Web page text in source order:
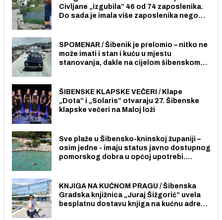
Civljane „izgubila” 46 od 74 zaposlenika.
Do sada je imala više zaposlenika nego
SPOMENAR / Šibenik je prelomio – nitko ne
može imati i stan i kuću u mjestu
stanovanja, dakle na cijelom šibenskom
ŠIBENSKE KLAPSKE VEČERI / Klape
„Dota” i „Solaris” otvaraju 27. Šibenske
klapske večeri na Maloj loži
Sve plaže u Šibensko-kninskoj županiji –
osim jedne - imaju status javno dostupnog
pomorskog dobra u općoj upotrebi.
KNJIGA NA KUĆNOM PRAGU / Šibenska
Gradska knjižnica „Juraj Šižgorić” uvela
besplatnu dostavu knjiga na kućnu adresu